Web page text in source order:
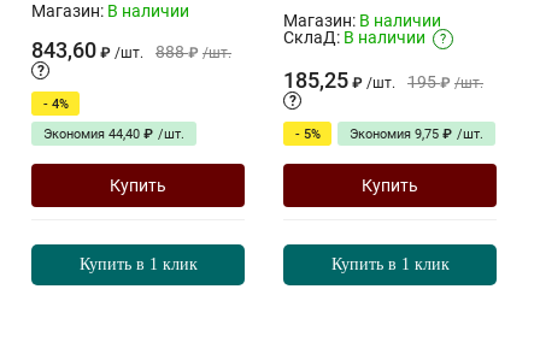
Магазин: В наличии
843,60 ₽ /шт. 888 ₽ /шт.
?
- 4%
Экономия 44,40 ₽ /шт.
Купить
Купить в 1 клик
Магазин: В наличии
СклаД: В наличии ?
185,25 ₽ /шт. 195 ₽ /шт.
?
- 5% Экономия 9,75 ₽ /шт.
Купить
Купить в 1 клик